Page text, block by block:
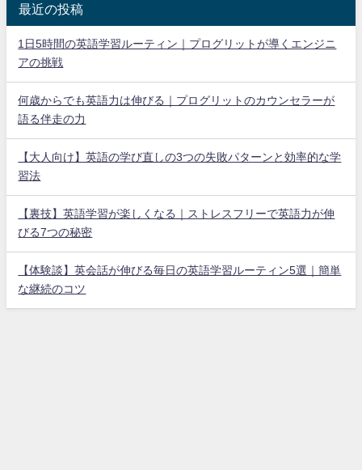
最近の投稿
1日5時間の英語学習ルーティン｜プログリットが導くエンジニ
アの挑戦
何歳からでも英語力は伸びる｜プログリットのカウンセラーが
語る伴走の力
【大人向け】英語の学び直しの3つの失敗パターンと効率的な学
習法
【裏技】英語学習が楽しくなる｜ストレスフリーで英語力が伸
びる7つの秘密
【体験談】英会話が伸びる毎日の英語学習ルーティン5選｜簡単
な継続のコツ